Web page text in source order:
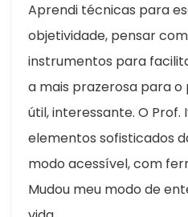
Aprendi técnicas para
objetividade, pensar
instrumentos para
a mais prazerosa para o
útil, interessante. O
elementos sofisticados
modo acessível, com
Mudou meu modo de